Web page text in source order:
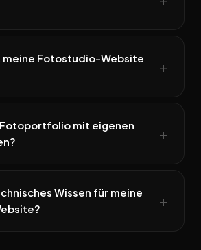
meine Fotostudio-Website
Fotoportfolio mit eigenen
Wissen für meine